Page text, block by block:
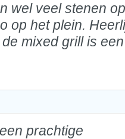
wel veel stenen
op het plein.
mixed grill is
prachtige